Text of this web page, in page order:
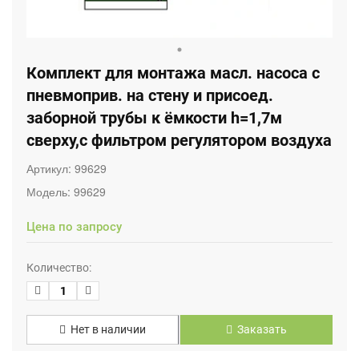
Комплект для монтажа масл. насоса с
пневмоприв. на стену и присоед.
заборной трубы к ёмкости h=1,7м
сверху,с фильтром регулятором воздуха
Артикул: 99629
Модель: 99629
Цена по запросу
Количество:
Нет в наличии Заказать